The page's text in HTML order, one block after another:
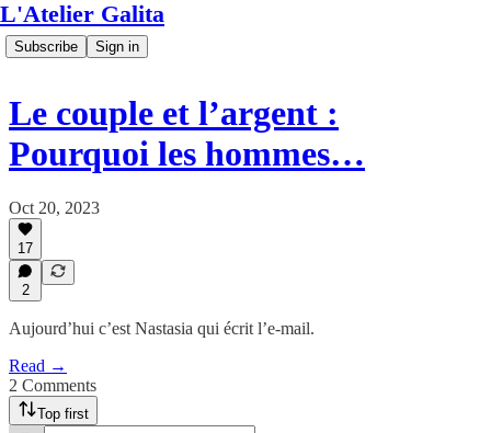
L'Atelier Galita
Subscribe Sign in
Le couple et l’argent :
Pourquoi les hommes…
Oct 20, 2023
17
2
Aujourd’hui c’est Nastasia qui écrit l’e-mail.
Read →
2 Comments
Top first